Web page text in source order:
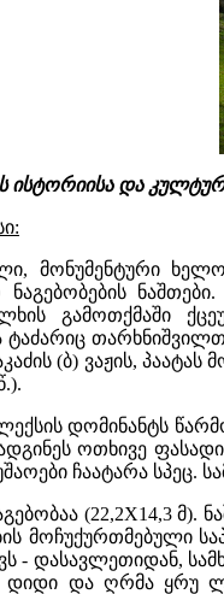
ისტორიისა და
მონუმენტური
გამოთქმაში
(ბ) ვაჟის,
დომინანტს
ოთხივე
ჩაატარა სპეც.
(22,2X14,3
მოჩუქურთმებული
- დასავლეთიდან,
და ღრმა ყრუ